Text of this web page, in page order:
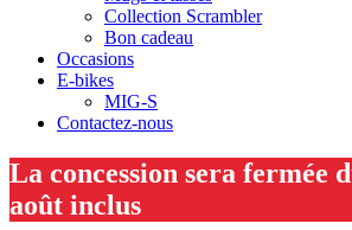
Collection Scrambler
Bon cadeau
Occasions
E-bikes
MIG-S
Contactez-nous
La concession sera fermée
août inclus